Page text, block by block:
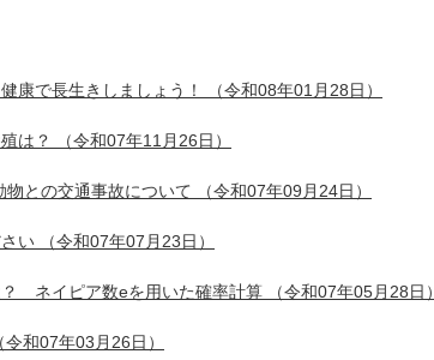
康で長生きしましょう！ （令和08年01月28日）
は？ （令和07年11月26日）
との交通事故について （令和07年09月24日）
い （令和07年07月23日）
ネイピア数eを用いた確率計算 （令和07年05月28日）
令和07年03月26日）